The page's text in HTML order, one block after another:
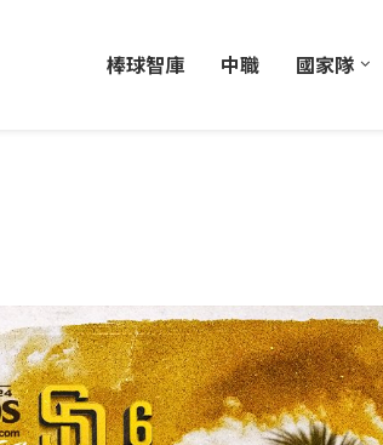
棒球智庫 中職 國家隊